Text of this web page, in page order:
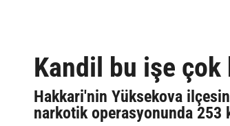
Kandil bu işe çok
Hakkari'nin Yüksekova
narkotik operasyonunda 253